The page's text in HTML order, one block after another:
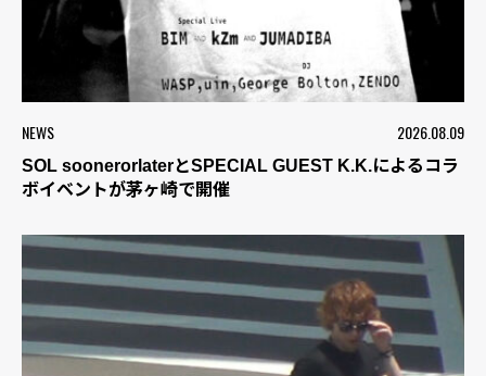
NEWS 2026.08.09
SOL soonerorlaterとSPECIAL GUEST K.K.によるコラ
ボイベントが茅ヶ崎で開催